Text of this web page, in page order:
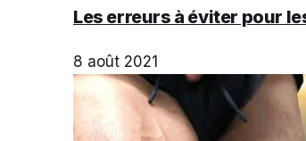
Les erreurs à éviter pour
8 août 2021